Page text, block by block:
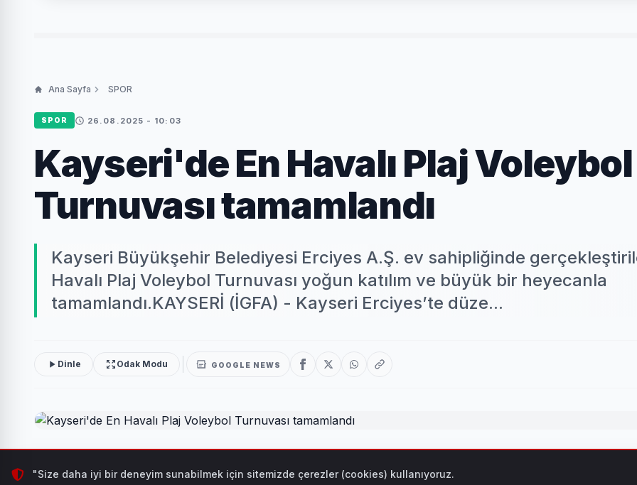
Ana Sayfa SPOR
SPOR 26.08.2025 - 10:03
Kayseri'de En Havalı Plaj Voleybol
Turnuvası tamamlandı
Kayseri Büyükşehir Belediyesi Erciyes A.Ş. ev sahipliğinde
Havalı Plaj Voleybol Turnuvası yoğun katılım ve büyük bir heyecanla
tamamlandı.KAYSERİ (İGFA) - Kayseri Erciyes’te düze...
Dinle Odak Modu GOOGLE NEWS
Kayseri Büyükşehir Belediyesi Erciyes A.Ş. ev sahipliğinde gerçekleştirilen, En Havalı Plaj Voleybol Turnuvası
"Size daha iyi bir deneyim sunabilmek için sitemizde çerezler (cookies) kullanıyoruz.